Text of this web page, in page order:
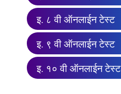
इ. ८ वी ऑनलाईन टेस्ट
इ. ९ वी ऑनलाईन टेस्ट
इ. १० वी ऑनलाईन टेस्ट